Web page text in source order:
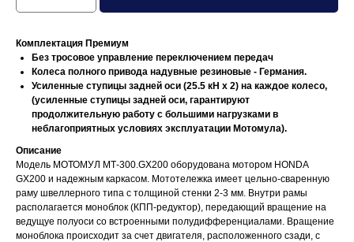
Комплектация Премиум
Без тросовое управление переключением передач
Колеса полного привода надувные резиновые - Германия.
Усиленные ступицы задней оси (25.5 кН х 2) на каждое колесо,
(усиленные ступицы задней оси, гарантируют
продолжительную работу с большими нагрузками в
неблагоприятных условиях эксплуатации Мотомула).
Описание
Модель МОТОМУЛ МТ-300.GX200 оборудована мотором HONDA
GX200 и надежным каркасом. Мототележка имеет цельно-сваренную
раму швеллерного типа с толщиной стенки 2-3 мм. Внутри рамы
располагается моноблок (КПП-редуктор), передающий вращение на
ведущуе полуоси со встроенными полудифференциалами. Вращение
моноблока происходит за счет двигателя, расположенного сзади, с